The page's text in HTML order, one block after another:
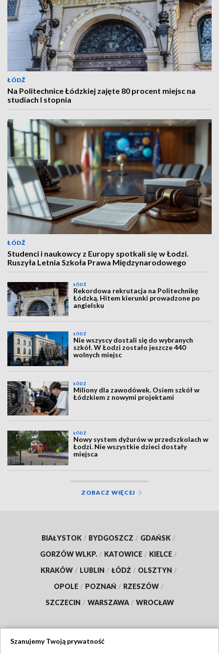
ŁÓDŹ
Na Politechnice Łódzkiej zajęte 80 procent miejsc na
studiach I stopnia
ŁÓDŹ
Studenci i naukowcy z Europy spotkali się w Łodzi.
Ruszyła Letnia Szkoła Prawa Międzynarodowego
ŁÓDŹ
Rekordowa rekrutacja na Politechnikę
Łódzką. Hitem kierunki prowadzone po
angielsku
ŁÓDŹ
Nie wszyscy dostali się do wybranych
szkół. W Łodzi zostało jeszcze 440
wolnych miejsc
ŁÓDŹ
Miliony dla zawodówek. Osiem szkół w
Łódzkiem z nowymi projektami
ŁÓDŹ
Nowy system dyżurów w przedszkolach w
Łodzi. Nie wszystkie dzieci dostały
miejsca
ZOBACZ WIĘCEJ
BIAŁYSTOK / BYDGOSZCZ / GDAŃSK /
GORZÓW WLKP. / KATOWICE / KIELCE /
KRAKÓW / LUBLIN / ŁÓDŹ / OLSZTYN /
OPOLE / POZNAŃ / RZESZÓW /
SZCZECIN / WARSZAWA / WROCŁAW
Szanujemy Twoją prywatność